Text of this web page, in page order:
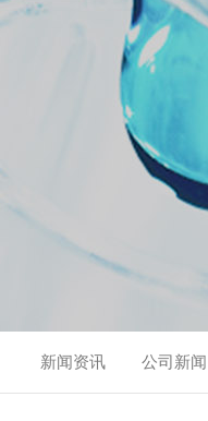
新闻资讯 公司新闻